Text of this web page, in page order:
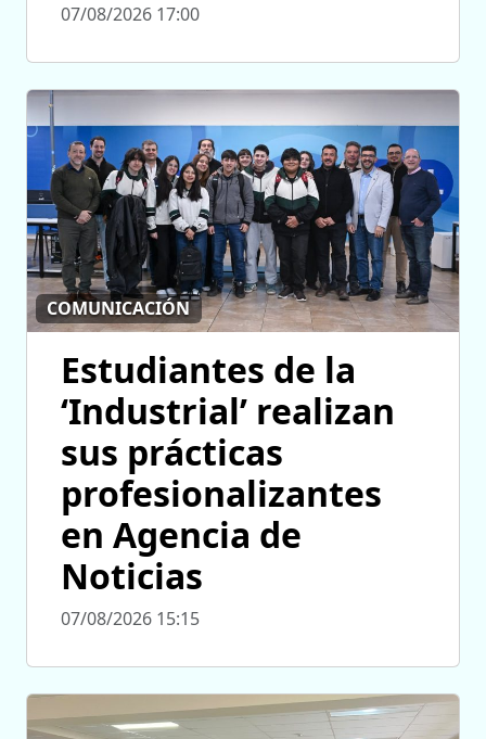
07/08/2026 17:00
COMUNICACIÓN
Estudiantes de la
‘Industrial’ realizan
sus prácticas
profesionalizantes
en Agencia de
Noticias
07/08/2026 15:15